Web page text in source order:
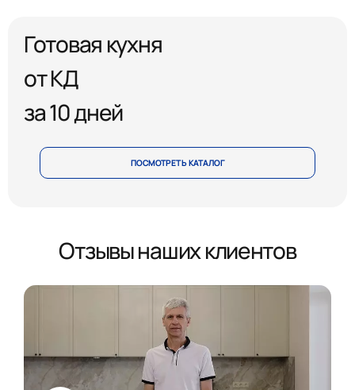
Готовая кухня
от КД
за 10 дней
ПОСМОТРЕТЬ КАТАЛОГ
Отзывы наших клиентов